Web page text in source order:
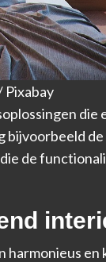
Pixabay
die
bijvoorbeeld
die de
harmonieus